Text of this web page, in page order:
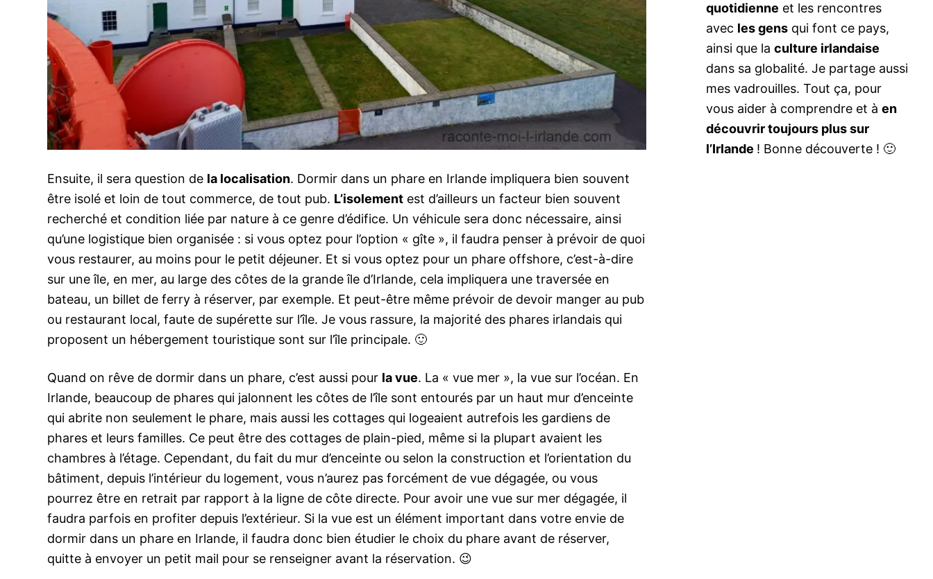
Ensuite, il sera question de la localisation. Dormir dans un phare en Irlande impliquera bien souvent
être isolé et loin de tout commerce, de tout pub. L’isolement est d’ailleurs un facteur bien souvent
recherché et condition liée par nature à ce genre d’édifice. Un véhicule sera donc nécessaire, ainsi
qu’une logistique bien organisée : si vous optez pour l’option « gîte », il faudra penser à prévoir de quoi
vous restaurer, au moins pour le petit déjeuner. Et si vous optez pour un phare offshore, c’est-à-dire
sur une île, en mer, au large des côtes de la grande île d’Irlande, cela impliquera une traversée en
bateau, un billet de ferry à réserver, par exemple. Et peut-être même prévoir de devoir manger au pub
ou restaurant local, faute de supérette sur l’île. Je vous rassure, la majorité des phares irlandais qui
proposent un hébergement touristique sont sur l’île principale. 🙂
Quand on rêve de dormir dans un phare, c’est aussi pour la vue. La « vue mer », la vue sur l’océan. En
Irlande, beaucoup de phares qui jalonnent les côtes de l’île sont entourés par un haut mur d’enceinte
qui abrite non seulement le phare, mais aussi les cottages qui logeaient autrefois les gardiens de
phares et leurs familles. Ce peut être des cottages de plain-pied, même si la plupart avaient les
chambres à l’étage. Cependant, du fait du mur d’enceinte ou selon la construction et l’orientation du
bâtiment, depuis l’intérieur du logement, vous n’aurez pas forcément de vue dégagée, ou vous
pourrez être en retrait par rapport à la ligne de côte directe. Pour avoir une vue sur mer dégagée, il
faudra parfois en profiter depuis l’extérieur. Si la vue est un élément important dans votre envie de
dormir dans un phare en Irlande, il faudra donc bien étudier le choix du phare avant de réserver,
quitte à envoyer un petit mail pour se renseigner avant la réservation. 😉
quotidienne et les rencontres
avec les gens qui font ce pays,
ainsi que la culture irlandaise
dans sa globalité. Je partage aussi
mes vadrouilles. Tout ça, pour
vous aider à comprendre et à en
découvrir toujours plus sur
l’Irlande ! Bonne découverte ! 🙂